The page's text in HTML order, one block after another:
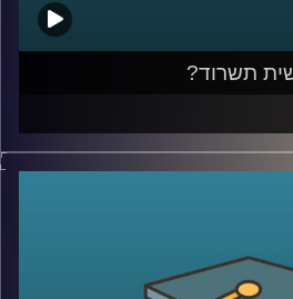
תשרוד?
למלשטריך-לטר לרגל צאת
הבינה המלאכותית? כיצד
מידע מעצב מחדש את